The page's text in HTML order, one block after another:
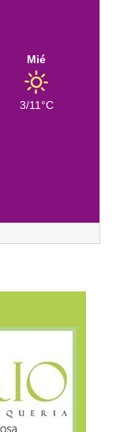
Mié
3/11°C